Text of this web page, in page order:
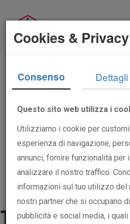
Titolare del
ACLI sede
Ancona
Via Montebello, 69
Email:
acliancona@pec.it-
Cookies & Privacy
Consenso Dettagli
Questo sito web utilizza i
Utilizziamo i cookie per
esperienza di navigazione,
annunci, fornire funzionalità per
analizzare il nostro traffico.
informazioni sul tuo utilizzo del
nostri partner che si occupano
pubblicità e social media, i